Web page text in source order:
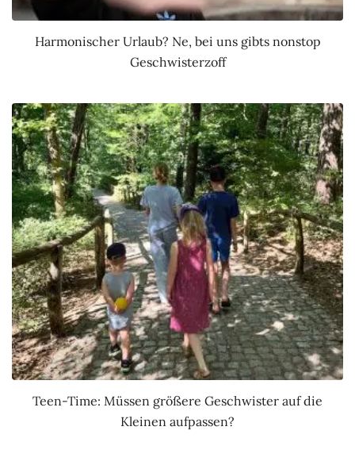
Harmonischer Urlaub? Ne, bei uns gibts nonstop
Geschwisterzoff
Teen-Time: Müssen größere Geschwister auf die
Kleinen aufpassen?